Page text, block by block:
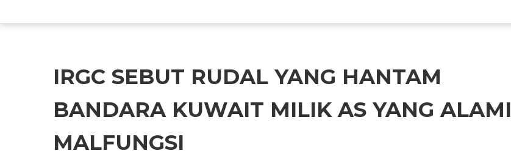
IRGC SEBUT RUDAL YANG HANTAM
BANDARA KUWAIT MILIK AS YANG ALAMI
MALFUNGSI